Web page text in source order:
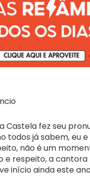
Castela fez seu
todos já sabem, eu
não é um
e respeito, a
início ainda este